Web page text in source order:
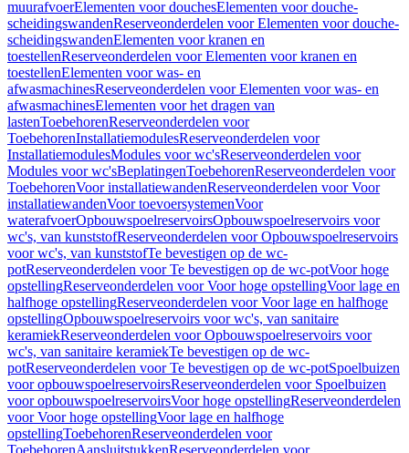
muurafvoerElementen voor douchesElementen voor douche-
scheidingswandenReserveonderdelen voor Elementen voor douche-
scheidingswandenElementen voor kranen en
toestellenReserveonderdelen voor Elementen voor kranen en
toestellenElementen voor was- en
afwasmachinesReserveonderdelen voor Elementen voor was- en
afwasmachinesElementen voor het dragen van
lastenToebehorenReserveonderdelen voor
ToebehorenInstallatiemodulesReserveonderdelen voor
InstallatiemodulesModules voor wc'sReserveonderdelen voor
Modules voor wc'sBeplatingenToebehorenReserveonderdelen voor
ToebehorenVoor installatiewandenReserveonderdelen voor Voor
installatiewandenVoor toevoersystemenVoor
waterafvoerOpbouwspoelreservoirsOpbouwspoelreservoirs voor
wc's, van kunststofReserveonderdelen voor Opbouwspoelreservoirs
voor wc's, van kunststofTe bevestigen op de wc-
potReserveonderdelen voor Te bevestigen op de wc-potVoor hoge
opstellingReserveonderdelen voor Voor hoge opstellingVoor lage en
halfhoge opstellingReserveonderdelen voor Voor lage en halfhoge
opstellingOpbouwspoelreservoirs voor wc's, van sanitaire
keramiekReserveonderdelen voor Opbouwspoelreservoirs voor
wc's, van sanitaire keramiekTe bevestigen op de wc-
potReserveonderdelen voor Te bevestigen op de wc-potSpoelbuizen
voor opbouwspoelreservoirsReserveonderdelen voor Spoelbuizen
voor opbouwspoelreservoirsVoor hoge opstellingReserveonderdelen
voor Voor hoge opstellingVoor lage en halfhoge
opstellingToebehorenReserveonderdelen voor
ToebehorenAansluitstukkenReserveonderdelen voor